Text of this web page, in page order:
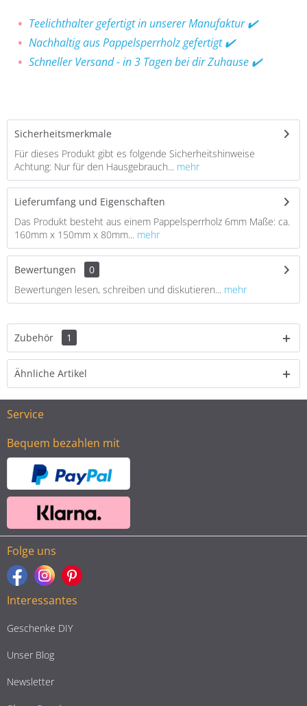
Teelichthalter gefertigt in unserer Manufaktur ✔️
Nachhaltig aus Pappelsperrholz gefertigt ✔️
Schneller Versand - in 3 Tagen bei dir Zuhause ✔️
Sicherheitsmerkmale
Für dieses Produkt gibt es folgende Sicherheitshinweise
Achtung: Nur für den Hausgebrauch... mehr
Lieferumfang und Eigenschaften
Das Produkt besteht aus einem Pappelsperrholz 6mm Maße: ca.
160mm x 150mm x 80mm... mehr
Bewertungen
0
Bewertungen lesen, schreiben und diskutieren... mehr
Zubehör 1
Ähnliche Artikel
Service
Bequem bezahlen mit
Folge uns
Interessantes
Geschenke DIY
Unser Blog
Newsletter